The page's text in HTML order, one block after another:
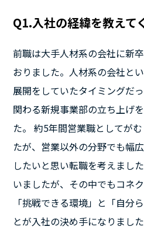
Q1.入社の経緯を教えて
前職は大手人材系の会社に新
おりました。人材系の会社と
展開をしていたタイミングだ
関わる新規事業部の立ち上げ
た。 約5年間営業職としてが
たが、営業以外の分野でも幅
したいと思い転職を考えまし
いましたが、その中でもコネ
「挑戦できる環境」と「自分
とが入社の決め手になりました